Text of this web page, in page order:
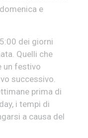
e
dei giorni
Quelli che
un festivo
successivo.
prima di
i tempi di
a causa del